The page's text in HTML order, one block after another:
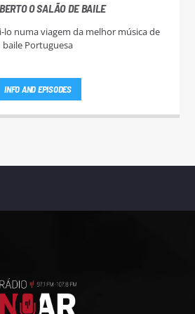
O SALÃO DE BAILE
lo numa viagem da melhor música de
baile Portuguesa
INFO AND EPISODES